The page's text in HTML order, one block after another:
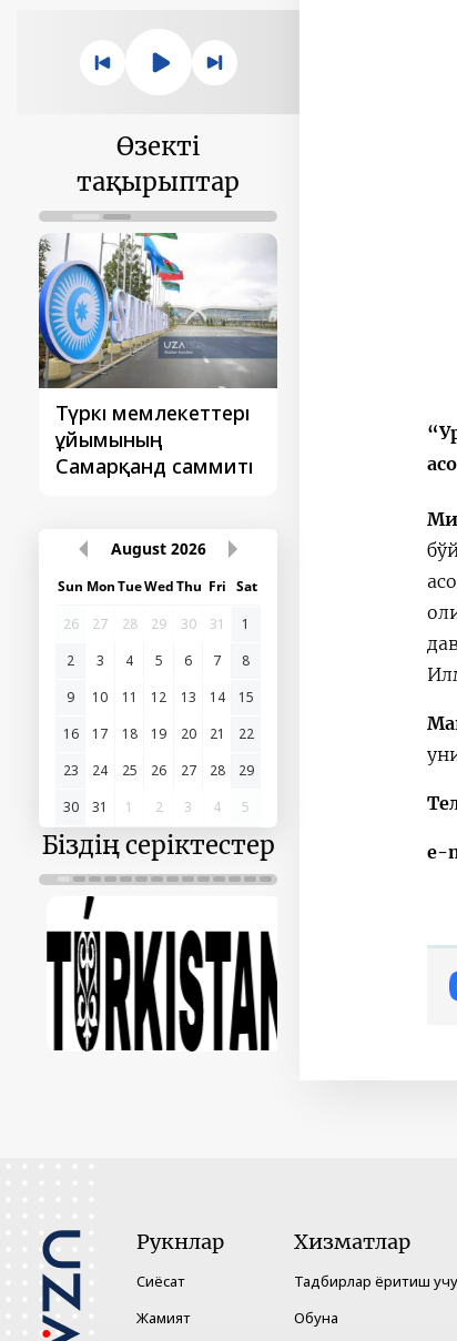
Өзекті
тақырыптар
Түркі мемлекеттері
ұйымының
Самарқанд саммиті
Қытай’ бірінші
August 2026
Sun MonTueWedThu Fri Sat
26
27 28 29 30 31
1
2
3 4 5 6 7
8
9
10 11 12 13 14
15
16
17 18 19 20 21
22
23
24 25 26 27 28
29
30
31 1 2 3 4 5
Біздің серіктестер е-
Рукнлар
Сиёсат
Жамият
Хизматлар
Тадбирлар ёритиш
Обуна